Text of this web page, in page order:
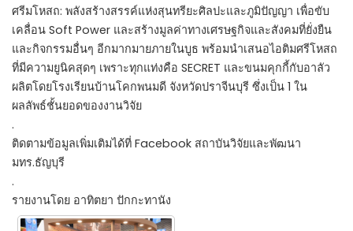
ศรีมโหสถ: พลังสร้างสรรค์แห่งสุนทรียะศิลปะและภูมิปัญญา เพื่อขับ
เคลื่อน Soft Power และสร้างมูลค่าทางเศรษฐกิจและสังคมที่ยั่งยืน
และกิจกรรมอื่นๆ อีกมากมายภายในบูธ พร้อมนำเสนอไอติมศรีโหสถ
ที่มีความยูนิคสุดๆ เพราะทุกแท่งคือ SECRET และขนมคุกกี้กับอาลัว
ผลิตโดยโรงเรียนบ้านโคกพนมดี จังหวัดปราจีนบุรี ซึ่งเป็น 1 ใน
ผลลัพธ์ชั้นยอดของงานวิจัย
.
ติดตามข้อมูลเพิ่มเติมได้ที่ Facebook สถาบันวิจัยและพัฒนา
มทร.ธัญบุรี
.
รายงานโดย อาทิตยา ปักกะทานัง